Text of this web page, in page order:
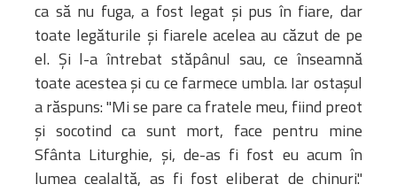
ca să nu fuga, a fost legat și pus în fiare, dar
toate legăturile și fiarele acelea au căzut de pe
el. Și l-a întrebat stăpânul sau, ce înseamnă
toate acestea și cu ce farmece umbla. Iar ostașul
a răspuns: "Mi se pare ca fratele meu, fiind preot
și socotind ca sunt mort, face pentru mine
Sfânta Liturghie, și, de-as fi fost eu acum în
lumea cealaltă, as fi fost eliberat de chinuri."